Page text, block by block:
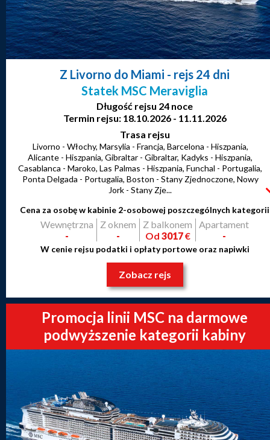
Z Livorno do Miami - rejs 24 dni
Statek MSC Meraviglia
Długość rejsu 24 noce
Termin rejsu: 18.10.2026 - 11.11.2026
Trasa rejsu
Livorno - Włochy, Marsylia - Francja, Barcelona - Hiszpania,
Alicante - Hiszpania, Gibraltar - Gibraltar, Kadyks - Hiszpania,
Casablanca - Maroko, Las Palmas - Hiszpania, Funchal - Portugalia,
Ponta Delgada - Portugalia, Boston - Stany Zjednoczone, Nowy
Jork - Stany Zje...
Cena za osobę w kabinie 2-osobowej poszczególnych kategorii
Wewnętrzna
-
Z oknem
-
Z balkonem
Od 3017€
Apartament
-
W cenie rejsu podatki i opłaty portowe oraz napiwki
Zobacz rejs
Promocja linii MSC na darmowe
podwyższenie kategorii kabiny